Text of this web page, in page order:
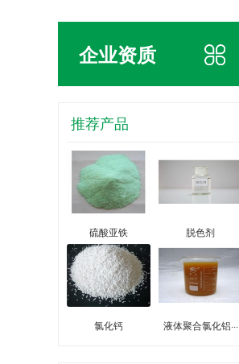
企业资质
推荐产品
硫酸亚铁 脱色剂
氯化钙 液体聚合氯化铝···